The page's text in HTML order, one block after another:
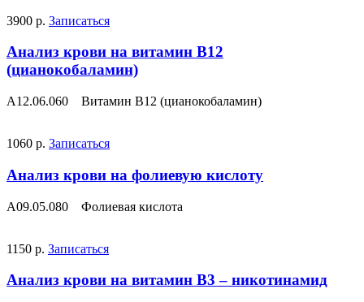
3900 р. Записаться
Анализ крови на витамин B12
(цианокобаламин)
A12.06.060 Витамин B12 (цианокобаламин)
1060 р. Записаться
Анализ крови на фолиевую кислоту
A09.05.080 Фолиевая кислота
1150 р. Записаться
Анализ крови на витамин В3 – никотинамид